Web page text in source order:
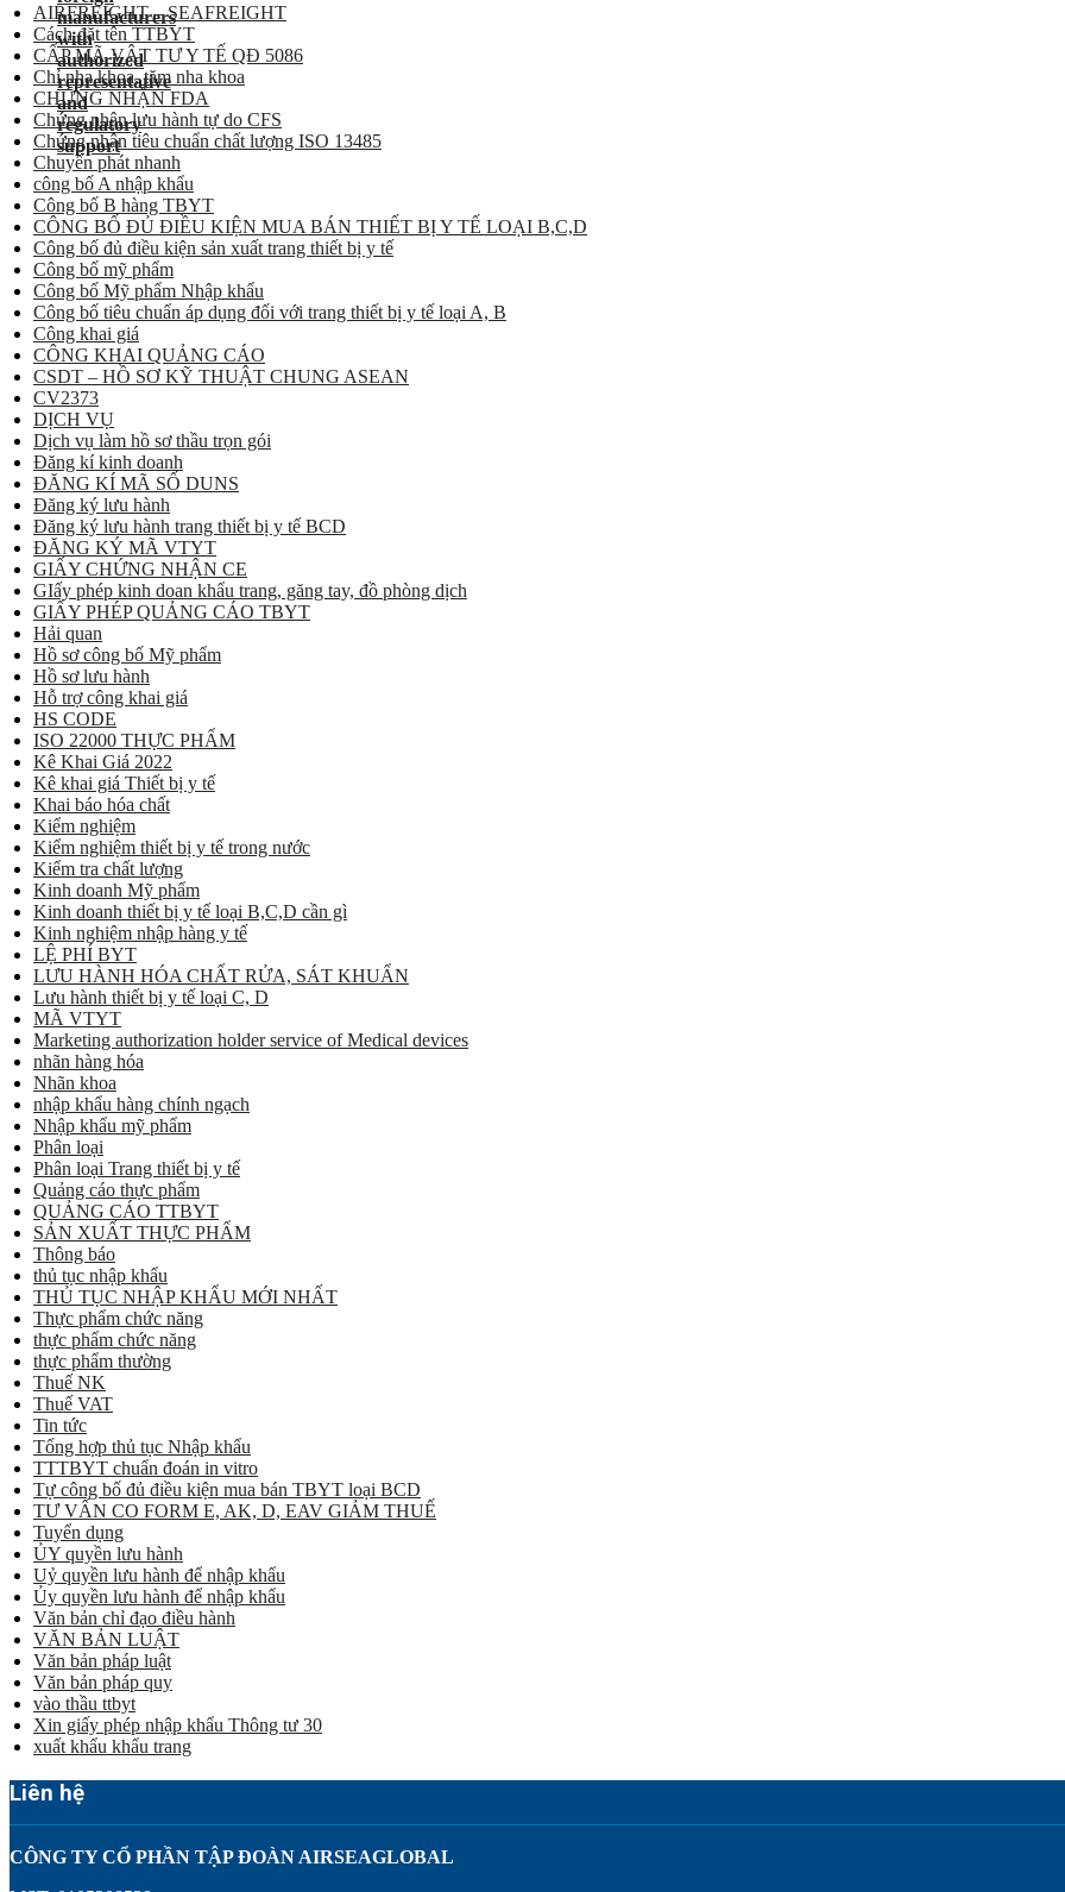
AIRFREIGHT – SEAFREIGHT
Cách đặt tên TTBYT
CẤP MÃ VẬT TƯ Y TẾ QĐ 5086
Chỉ nha khoa, tăm nha khoa
CHỨNG NHẬN FDA
Chứng nhận lưu hành tự do CFS
Chứng nhận tiêu chuẩn chất lượng ISO 13485
Chuyển phát nhanh
công bố A nhập khẩu
Công bố B hàng TBYT
CÔNG BỐ ĐỦ ĐIỀU KIỆN MUA BÁN THIẾT BỊ Y TẾ LOẠI B,C,D
Công bố đủ điều kiện sản xuất trang thiết bị y tế
Công bố mỹ phẩm
Công bố Mỹ phẩm Nhập khẩu
Công bố tiêu chuẩn áp dụng đối với trang thiết bị y tế loại A, B
Công khai giá
CÔNG KHAI QUẢNG CÁO
CSDT – HỒ SƠ KỸ THUẬT CHUNG ASEAN
CV2373
DỊCH VỤ
Dịch vụ làm hồ sơ thầu trọn gói
Đăng kí kinh doanh
ĐĂNG KÍ MÃ SỐ DUNS
Đăng ký lưu hành
Đăng ký lưu hành trang thiết bị y tế BCD
ĐĂNG KÝ MÃ VTYT
GIẤY CHỨNG NHẬN CE
GIấy phép kinh doan khẩu trang, găng tay, đồ phòng dịch
GIẤY PHÉP QUẢNG CÁO TBYT
Hải quan
Hồ sơ công bố Mỹ phẩm
Hồ sơ lưu hành
Hỗ trợ công khai giá
HS CODE
ISO 22000 THỰC PHẨM
Kê Khai Giá 2022
Kê khai giá Thiết bị y tế
Khai báo hóa chất
Kiểm nghiệm
Kiểm nghiệm thiết bị y tế trong nước
Kiểm tra chất lượng
Kinh doanh Mỹ phẩm
Kinh doanh thiết bị y tế loại B,C,D cần gì
Kinh nghiệm nhập hàng y tế
LỆ PHÍ BYT
LƯU HÀNH HÓA CHẤT RỬA, SÁT KHUẨN
Lưu hành thiết bị y tế loại C, D
MÃ VTYT
Marketing authorization holder service of Medical devices
nhãn hàng hóa
Nhãn khoa
nhập khẩu hàng chính ngạch
Nhập khẩu mỹ phẩm
Phân loại
Phân loại Trang thiết bị y tế
Quảng cáo thực phẩm
QUẢNG CÁO TTBYT
SẢN XUẤT THỰC PHẨM
Thông báo
thủ tục nhập khẩu
THỦ TỤC NHẬP KHẨU MỚI NHẤT
Thực phẩm chức năng
thực phẩm chức năng
thực phẩm thường
Thuế NK
Thuế VAT
Tin tức
Tổng hợp thủ tục Nhập khẩu
TTTBYT chuẩn đoán in vitro
Tự công bố đủ điều kiện mua bán TBYT loại BCD
TƯ VẤN CO FORM E, AK, D, EAV GIẢM THUẾ
Tuyển dụng
ỦY quyền lưu hành
Uỷ quyền lưu hành để nhập khẩu
Ủy quyền lưu hành để nhập khẩu
Văn bản chỉ đạo điều hành
VĂN BẢN LUẬT
Văn bản pháp luật
Văn bản pháp quy
vào thầu ttbyt
Xin giấy phép nhập khẩu Thông tư 30
xuất khẩu khẩu trang
Liên hệ
CÔNG TY CỔ PHẦN TẬP ĐOÀN AIRSEAGLOBAL